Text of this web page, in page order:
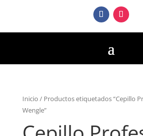
Inicio / Productos etiquetados “Cepillo
Wengle”